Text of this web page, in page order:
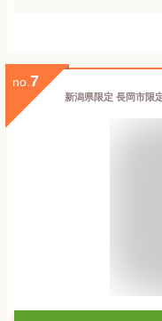
no. 7